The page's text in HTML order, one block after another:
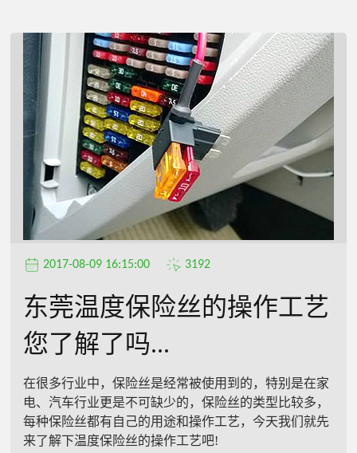
2017-08-09 16:15:00 3192
东莞温度保险丝的操作工艺
您了解了吗...
在很多行业中，保险丝是经常被使用到的，特别是在家
电、汽车行业更是不可缺少的，保险丝的类型比较多，
每种保险丝都有自己的用途和操作工艺，今天我们就先
来了解下温度保险丝的操作工艺吧!